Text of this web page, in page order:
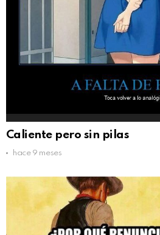
Caliente pero sin pilas
hace 9 meses